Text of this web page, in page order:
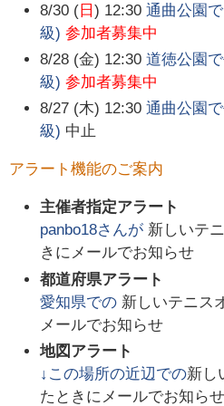
8/30 ( 日) 12:30 通曲公園
級) 参加者募集中
8/28 (金) 12:30 道徳公園
級) 参加者募集中
8/27 (木) 12:30 通曲公園
級) 中止
アラート機能のご案内
主催者指定アラート
panbo18さんが 新しいテ
きにメールでお知らせ
都道府県アラート
愛知県での 新しいテニス
メールでお知らせ
地図アラート
↓この場所の近辺での新し
たときにメールでお知らせ